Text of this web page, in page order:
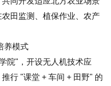
田监测、植保作业、农产
养模式
院"，开设无人机技术应
行 "课堂 + 车间 + 田野" 的